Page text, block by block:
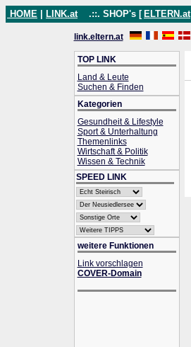
HOME LINK.at .::. SHOP's [ ELTERN.at
link.eltern.at
TOP LINK
Land & Leute
Suchen & Finden
Kategorien
Gesundheit & Lifestyle
Sport & Unterhaltung
Themenlinks
Wirtschaft & Politik
Wissen & Technik
SPEED LINK
weitere Funktionen
Link vorschlagen
COVER-Domain